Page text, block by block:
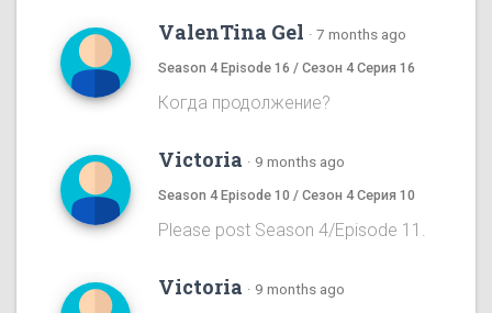
ValenTina Gel · 7 months ago
Season 4 Episode 16 / Сезон 4 Серия 16
Когда продолжение?
Victoria · 9 months ago
Season 4 Episode 10 / Сезон 4 Серия 10
Please post Season 4/Episode 11.
Victoria · 9 months ago